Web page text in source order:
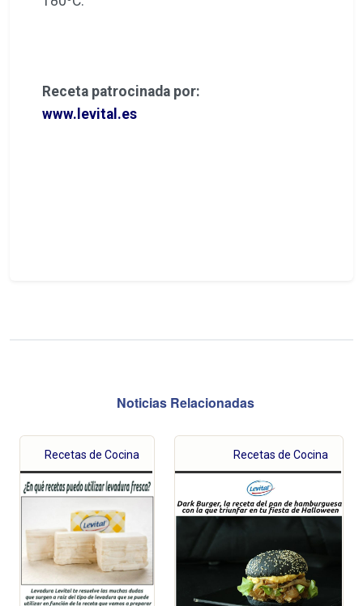
Receta patrocinada por:
www.levital.es
Noticias Relacionadas
Recetas de Cocina Recetas de Cocina